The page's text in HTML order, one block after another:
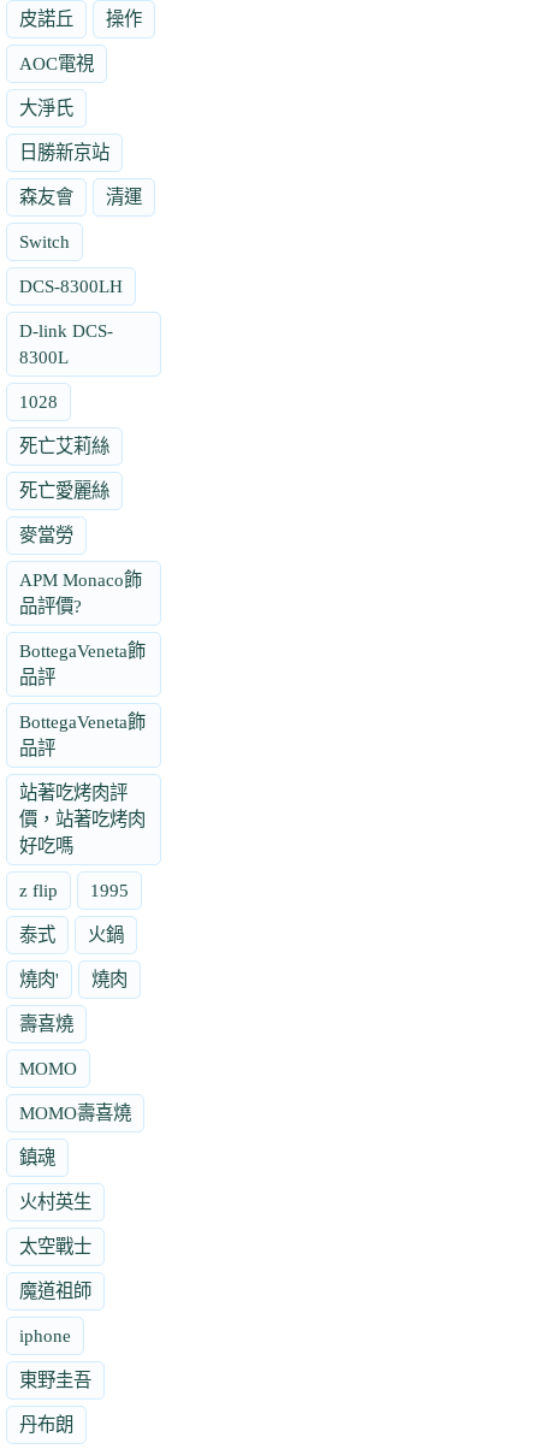
皮諾丘 操作
AOC電視
大淨氏
日勝新京站
森友會 清運
Switch
DCS-8300LH
D-link DCS-
8300L
1028
死亡艾莉絲
死亡愛麗絲
麥當勞
APM Monaco飾
品評價?
BottegaVeneta飾
品評
BottegaVeneta飾
品評
站著吃烤肉評
價，站著吃烤肉
好吃嗎
z flip 1995
泰式 火鍋
燒肉' 燒肉
壽喜燒
MOMO
MOMO壽喜燒
鎮魂
火村英生
太空戰士
魔道祖師
iphone
東野圭吾
丹布朗